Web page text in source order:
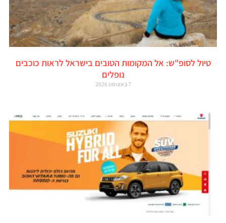
טיול לסופ"ש: אל המקומות הטובים בישראל לראות כוכבים
נופלים
7 באוגוסט 2026